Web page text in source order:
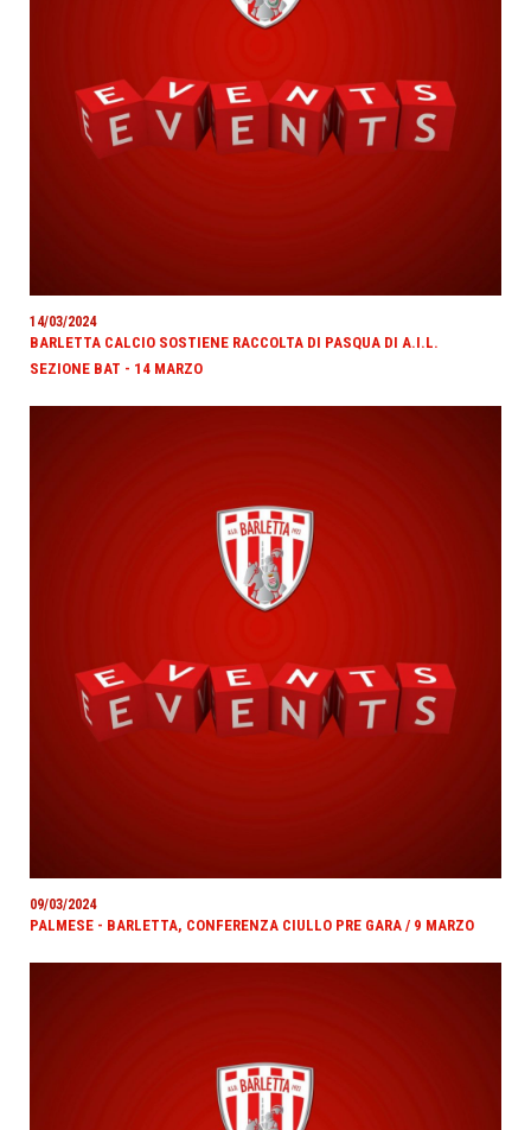
14/03/2024
BARLETTA CALCIO SOSTIENE RACCOLTA DI PASQUA DI A.I.L.
SEZIONE BAT - 14 MARZO
09/03/2024
PALMESE - BARLETTA, CONFERENZA CIULLO PRE GARA / 9 MARZO